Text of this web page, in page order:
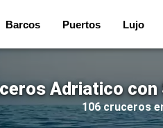
Barcos Puertos Lujo
Adriatico con
106 cruceros